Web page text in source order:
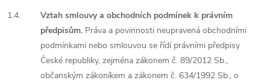
1.4.
Vztah smlouvy a obchodních podmínek k právním
předpisům. Práva a povinnosti neupravená obchodními
podmínkami nebo smlouvou se řídí právními předpisy
České republiky, zejména zákonem č. 89/2012 Sb.,
občanským zákoníkem a zákonem č. 634/1992 Sb., o